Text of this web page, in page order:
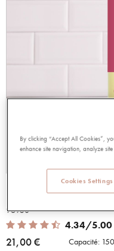
HUILE DOUCEUR
96930
4.34 out of 5 Customer Rating
4.34/5.00
21,00 € Capacité:
By clicking “Accept All Cookies”,
enhance site navigation, analyze
Cookies Settings